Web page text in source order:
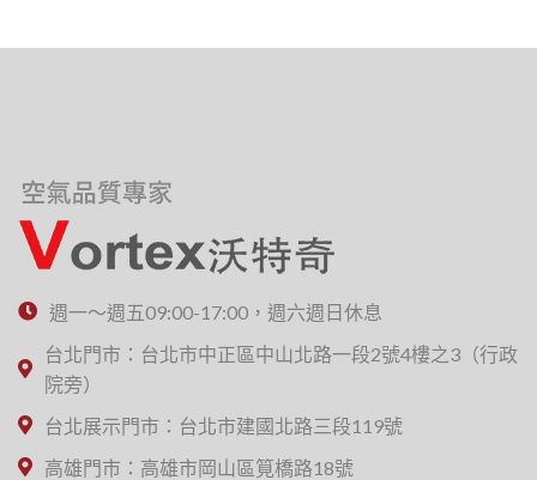
週一～週五09:00-17:00，週六週日休息
台北門市：台北市中正區中山北路一段2號4樓之3（行政
院旁）
台北展示門市：台北市建國北路三段119號
高雄門市：高雄市岡山區筧橋路18號